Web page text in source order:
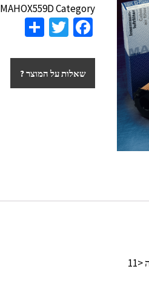
MAHOX559DCategory:
Fa
b
o
T
tt
er
ar
eשאלות על המוצר ?